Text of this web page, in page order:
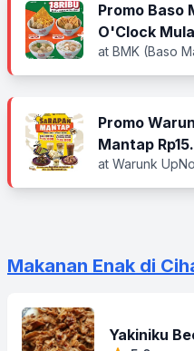
Promo Baso
O'Clock
at BMK (Baso
Promo
Mantap
at Warunk
Makanan Enak di
Yakiniku